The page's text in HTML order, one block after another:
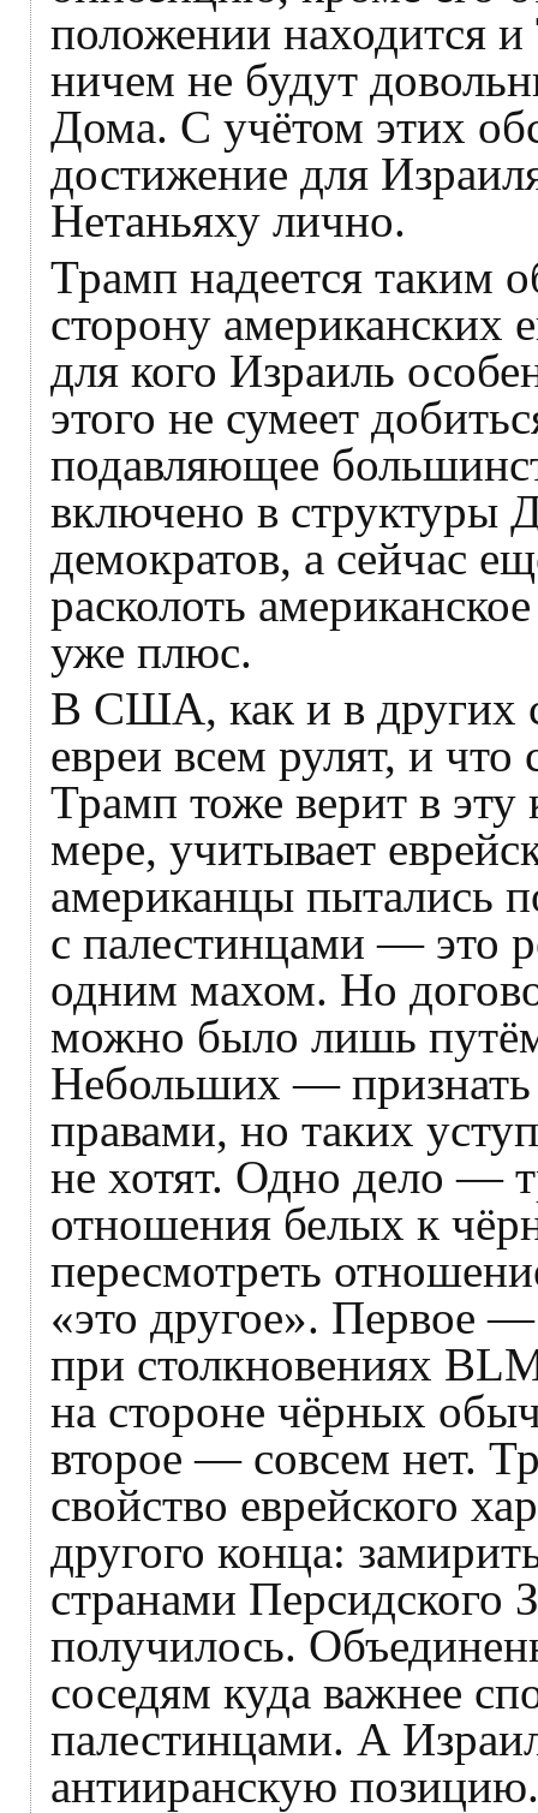
положении находится
ничем не будут
Дома. С учётом этих
достижение для
Нетаньяху лично.
Трамп надеется таким
сторону американских
для кого Израиль
этого не сумеет
подавляющее
включено в структуры
демократов, а сейчас
расколоть
уже плюс.
В США, как и в других
евреи всем рулят, и
Трамп тоже верит в
мере, учитывает
американцы пытались
с палестинцами — это
одним махом. Но
можно было лишь
Небольших —
правами, но таких
не хотят. Одно дело —
отношения белых к
пересмотреть
«это другое». Первое
при столкновениях
на стороне чёрных
второе — совсем нет.
свойство еврейского
другого конца:
странами Персидского
получилось.
соседям куда важнее
палестинцами. А
антииранскую позицию.